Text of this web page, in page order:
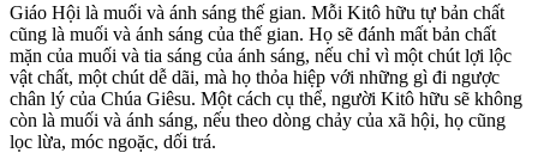
Giáo Hội là muối và ánh sáng thế gian. Mỗi Kitô hữu tự bản chất
cũng là muối và ánh sáng của thế gian. Họ sẽ đánh mất bản chất
mặn của muối và tia sáng của ánh sáng, nếu chỉ vì một chút lợi lộc
vật chất, một chút dễ dãi, mà họ thỏa hiệp với những gì đi ngược
chân lý của Chúa Giêsu. Một cách cụ thể, người Kitô hữu sẽ không
còn là muối và ánh sáng, nếu theo dòng chảy của xã hội, họ cũng
lọc lừa, móc ngoặc, dối trá.